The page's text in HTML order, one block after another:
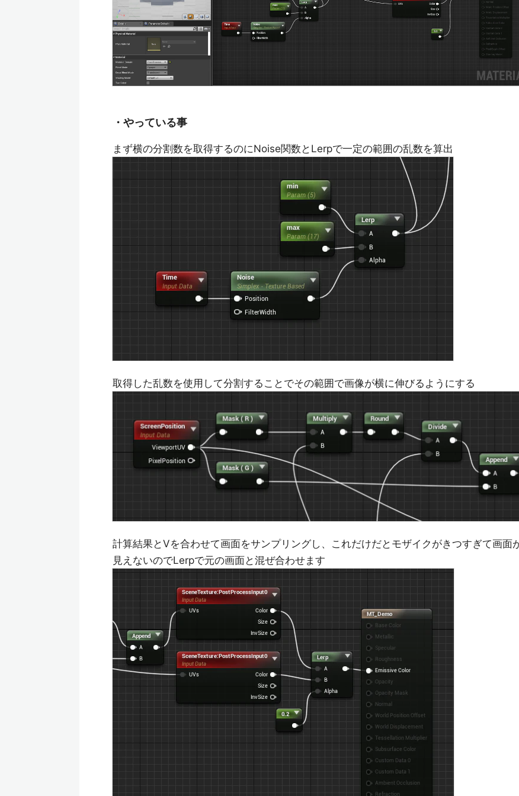
・やっている事
まず横の分割数を取得するのにNoise関数とLerpで一定の範囲の乱数を算出
取得した乱数を使用して分割することでその範囲で画像が横に伸びるようにする
計算結果とVを合わせて画面をサンプリングし、これだけだとモザイクがきつすぎて画面
見えないのでLerpで元の画面と混ぜ合わせます